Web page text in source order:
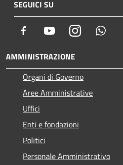
SEGUICI SU
Facebook YoutubeInstagram
AMMINISTRAZIONE
Organi di Governo
Aree Amministrative
Uffici
Enti e fondazioni
Politici
Personale Amministrativo